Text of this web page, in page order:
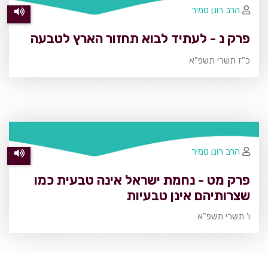
פרק נ - לעתיד לבוא תחזור הארץ לטבעה
כ"ז תשרי תשפ"א
הרב רונן טמיר
פרק מט - נחמת ישראל אינה טבעית כמו
שצרותיהם אינן טבעיות
ו' תשרי תשפ"א
הרב רונן טמיר